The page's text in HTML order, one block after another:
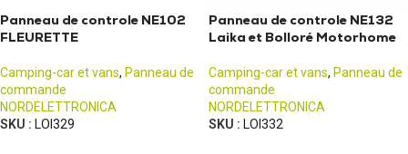
Panneau de controle NE102
FLEURETTE
Camping-car et vans, Panneau de
commande
NORDELETTRONICA
SKU : LOI329
Panneau de controle NE132
Laika et Bolloré Motorhome
Camping-car et vans, Panneau de
commande
NORDELETTRONICA
SKU : LOI332